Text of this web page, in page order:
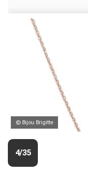
© Bijou Brigitte
4/35